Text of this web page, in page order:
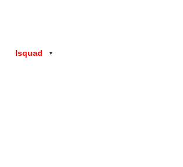
Isquad